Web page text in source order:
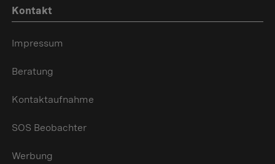
Kontakt
Impressum
Beratung
Kontaktaufnahme
SOS Beobachter
Werbung